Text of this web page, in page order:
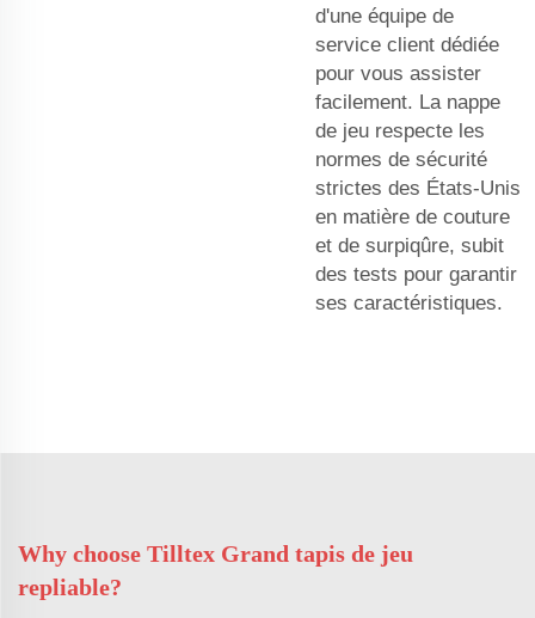
d'une équipe de
service client dédiée
pour vous assister
facilement. La nappe
de jeu respecte les
normes de sécurité
strictes des États-Unis
en matière de couture
et de surpiqûre, subit
des tests pour garantir
ses caractéristiques.
Why choose Tilltex Grand tapis de jeu
repliable?